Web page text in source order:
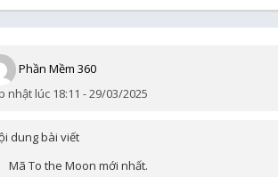
Phần Mềm 360
nhật lúc 18:11 - 29/03/2025
dung bài viết
Mã To the Moon mới nhất.